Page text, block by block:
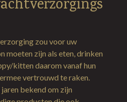
zou voor uw
moeten zijn als eten, drinken
kitten daarom vanaf hun
vertrouwd te raken.
jaren bekend om zijn